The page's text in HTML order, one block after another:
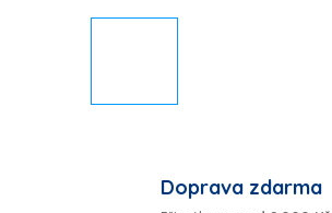
Doprava zdarma